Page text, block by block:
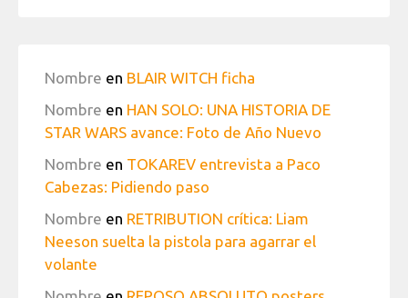
Nombre en BLAIR WITCH ficha
Nombre en HAN SOLO: UNA HISTORIA DE
STAR WARS avance: Foto de Año Nuevo
Nombre en TOKAREV entrevista a Paco
Cabezas: Pidiendo paso
Nombre en RETRIBUTION crítica: Liam
Neeson suelta la pistola para agarrar el
volante